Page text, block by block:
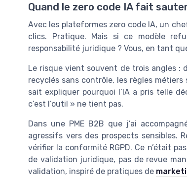
Quand le zero code IA fait
Avec les plateformes zero code IA, un
clics. Pratique. Mais si ce modèle
responsabilité juridique ? Vous, en tant
Le risque vient souvent de trois angles :
recyclés sans contrôle, les règles
sait expliquer pourquoi l’IA a pris telle
c’est l’outil » ne tient pas.
Dans une PME B2B que j’ai
agressifs vers des prospects sensibles.
vérifier la conformité RGPD. Ce n’était
de validation juridique, pas de revue
validation, inspiré de pratiques de